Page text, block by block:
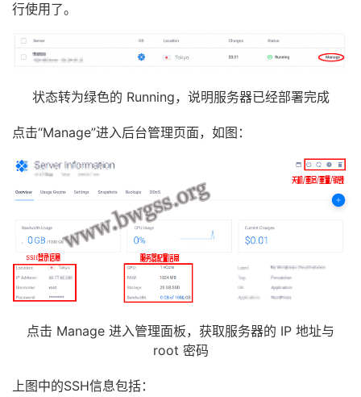
行使用了。
状态转为绿色的 Running，说明服务器已经部署完成
点击“Manage”进入后台管理页面，如图：
点击 Manage 进入管理面板，获取服务器的 IP 地址与
root 密码
上图中的SSH信息包括：